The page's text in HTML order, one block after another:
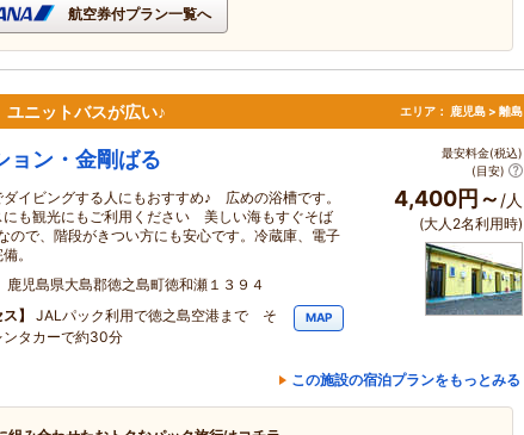
航空券付プラン一覧へ
ニットバスが広い♪ エリア： 鹿児島 > 離島
ョン・金剛ばる
イビングする人にもおすすめ♪ 広めの浴槽です。
にも観光にもご利用ください 美しい海もすぐそば
で、階段がきつい方にも安心です。冷蔵庫、電子
。
鹿児島県大島郡徳之島町徳和瀬１３９４
ス
JALパック利用で徳之島空港まで そ
ンタカーで約30分
MAP
最安料金(税込)
(目安)
4,400円～ /人
(大人2名利用時)
この施設の宿泊プランをもっとみる